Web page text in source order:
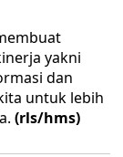
yakni
dan
untuk lebih
(rls/hms)